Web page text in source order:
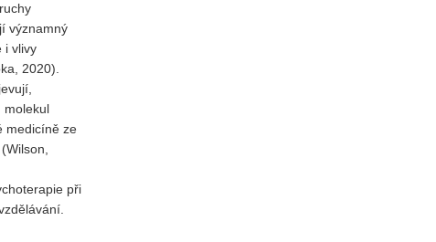
významný
i vlivy
2020).
molekul
medicíně ze
při